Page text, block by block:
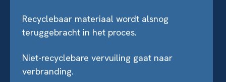
Recyclebaar materiaal wordt alsnog
teruggebracht in het proces.
Niet-recyclebare vervuiling gaat naar
verbranding.